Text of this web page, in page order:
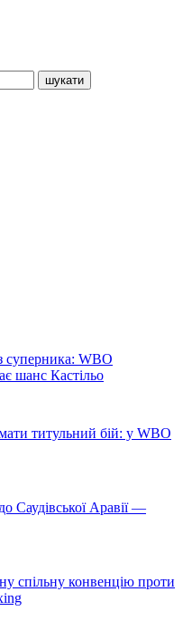
суперника: WBO
шанс Кастільо
титульний бій: у WBO
Саудівської Аравії —
спільну конвенцію проти